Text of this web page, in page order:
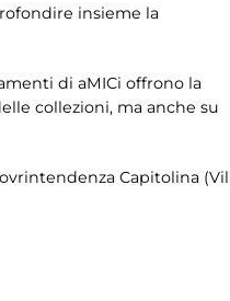
insieme la
di aMICi offrono la
collezioni, ma anche su
Capitolina